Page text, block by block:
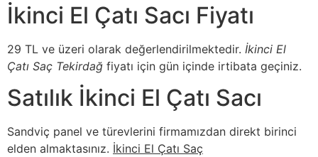
İkinci El Çatı Sacı Fiyatı
29 TL ve üzeri olarak değerlendirilmektedir. İkinci El
Çatı Saç Tekirdağ fiyatı için gün içinde irtibata geçiniz.
Satılık İkinci El Çatı Sacı
Sandviç panel ve türevlerini firmamızdan direkt birinci
elden almaktasınız. İkinci El Çatı Saç